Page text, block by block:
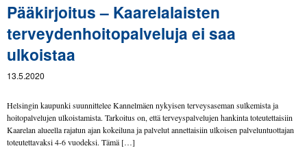
Pääkirjoitus – Kaarelalaisten
terveydenhoitopalveluja ei saa
ulkoistaa
13.5.2020
Helsingin kaupunki suunnittelee Kannelmäen nykyisen terveysaseman sulkemista ja
hoitopalvelujen ulkoistamista. Tarkoitus on, että terveyspalvelujen hankinta toteutettaisiin
Kaarelan alueella rajatun ajan kokeiluna ja palvelut annettaisiin ulkoisen palveluntuottajan
toteutettavaksi 4-6 vuodeksi. Tämä […]